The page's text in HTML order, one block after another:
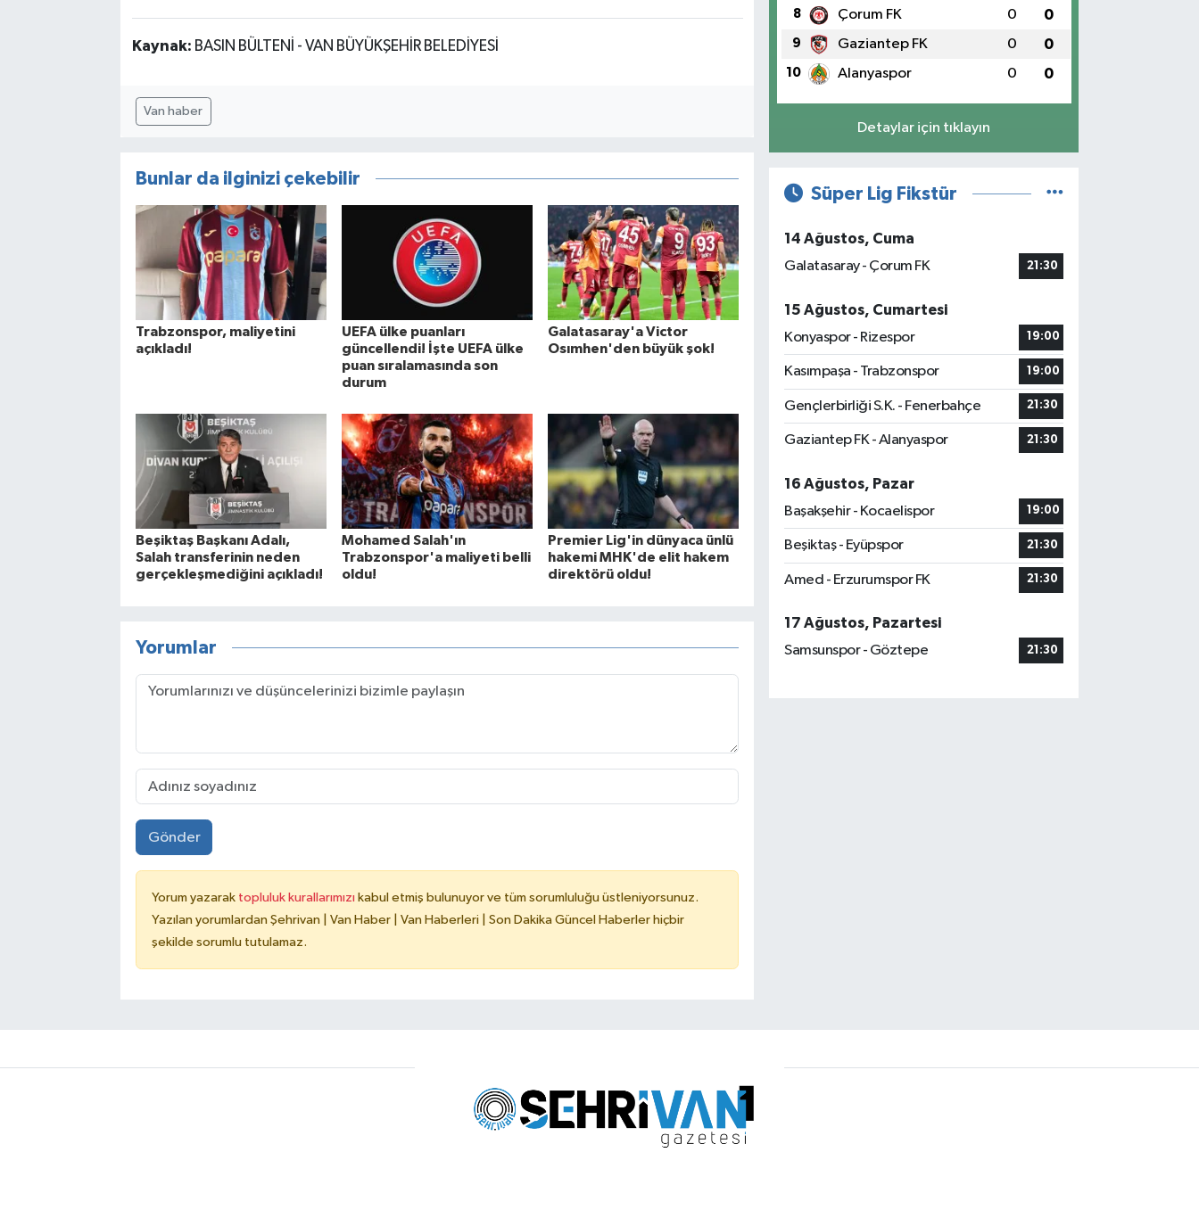
Kaynak: BASIN BÜLTENİ - VAN BÜYÜKŞEHİR BELEDİYESİ
Van haber
Bunlar da ilginizi çekebilir
Trabzonspor, maliyetini
açıkladı!
UEFA ülke puanları
güncellendi! İşte UEFA ülke
puan sıralamasında son
durum
Galatasaray'a Victor
Osımhen'den büyük şok!
Beşiktaş Başkanı Adalı,
Salah transferinin neden
gerçekleşmediğini açıkladı!
Mohamed Salah'ın
Trabzonspor'a maliyeti belli
oldu!
Premier Lig'in dünyaca ünlü
hakemi MHK'de elit hakem
direktörü oldu!
Yorumlar
Gönder
Yorum yazarak topluluk kurallarımızı kabul etmiş bulunuyor ve tüm sorumluluğu üstleniyorsunuz.
Yazılan yorumlardan Şehrivan | Van Haber | Van Haberleri | Son Dakika Güncel Haberler hiçbir
şekilde sorumlu tutulamaz.
8 Çorum FK 0 0
9 Gaziantep FK 0 0
10 Alanyaspor 0 0
Detaylar için tıklayın
Süper Lig Fikstür
14 Ağustos, Cuma
Galatasaray - Çorum FK
21:30
15 Ağustos, Cumartesi
Konyaspor - Rizespor
19:00
Kasımpaşa - Trabzonspor 19:00
Gençlerbirliği S.K. - Fenerbahçe 21:30
Gaziantep FK - Alanyaspor 21:30
16 Ağustos, Pazar
Başakşehir - Kocaelispor
19:00
Beşiktaş - Eyüpspor 21:30
Amed - Erzurumspor FK 21:30
17 Ağustos, Pazartesi
Samsunspor - Göztepe
21:30